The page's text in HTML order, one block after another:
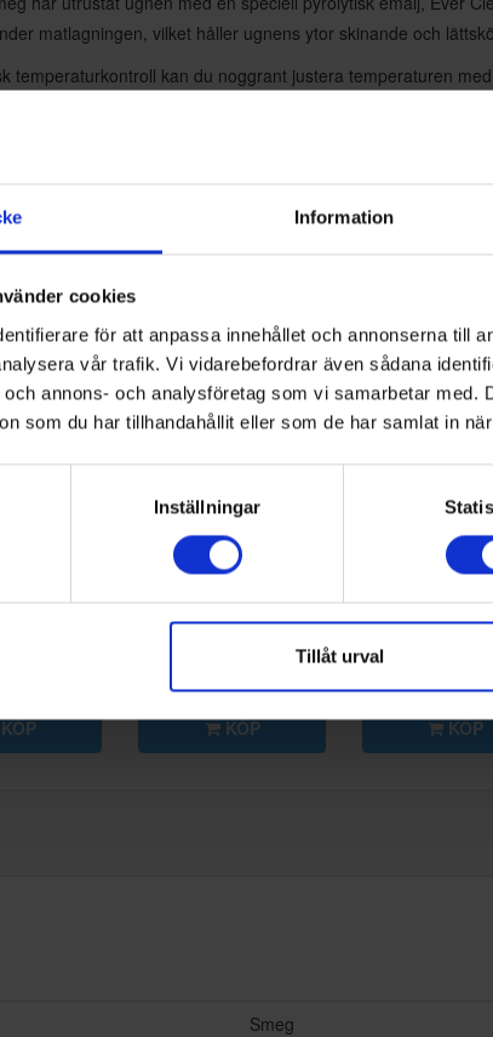
Information
cookies
för att anpassa innehållet och annonserna till
vår trafik. Vi vidarebefordrar även sådana
annons- och analysföretag som vi samarbetar med.
som du har tillhandahållit eller som de har samlat in
Inställningar
Tillåt urval
matlagningen, vilket håller ugnens ytor skinande och
temperaturkontroll kan du noggrant justera temperaturen
sparar dessutom tid, vilket gör att ugnen når önskad
rymliga ugnskammaren på 70 liter ger gott om utrymme för
i både traditionellt och varmluftsläge.
för
KÖP
SmegBN620-1
679:-
KÖP
BN640
KÖP
Smeg